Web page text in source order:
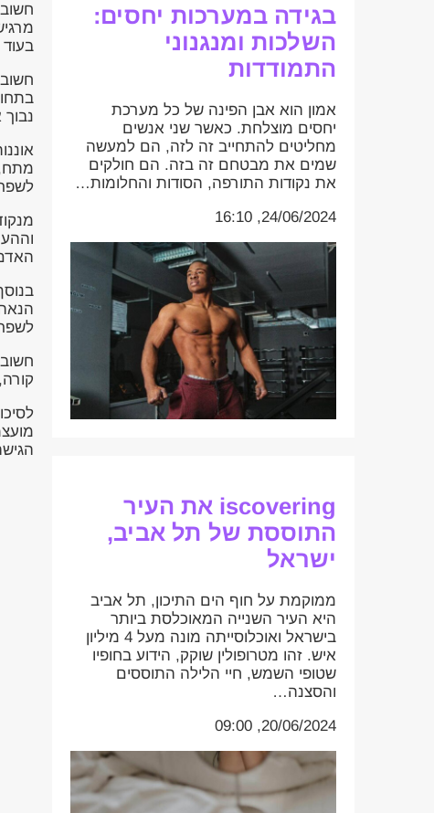
מתח,
בגידה במערכות יחסים:
השלכות ומנגנוני
התמודדות
אמון הוא אבן הפינה של כל מערכת
יחסים מוצלחת. כאשר שני אנשים
מחליטים להתחייב זה לזה, הם למעשה
שמים את מבטחם זה בזה. הם חולקים
את נקודות התורפה, הסודות והחלומות…
24/06/2024, 16:10
iscovering את העיר
התוססת של תל אביב,
ישראל
ממוקמת על חוף הים התיכון, תל אביב
היא העיר השנייה המאוכלסת ביותר
בישראל ואוכלוסייתה מונה מעל 4 מיליון
איש. זהו מטרופולין שוקק, הידוע בחופיו
שטופי השמש, חיי הלילה התוססים
והסצנה…
20/06/2024, 09:00